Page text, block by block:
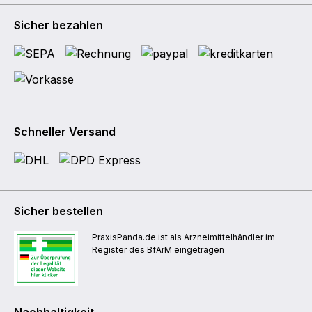
Sicher bezahlen
Schneller Versand
Sicher bestellen
PraxisPanda.de ist als Arzneimittelhändler im
Register des BfArM eingetragen